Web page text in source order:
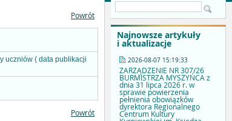
Najnowsze artykuły
i aktualizacje
2026-08-07 15:19:33
ZARZĄDZENIE NR 307/26
BURMISTRZA MYSZYŃCA z
dnia 31 lipca 2026 r. w
sprawie powierzenia
pełnienia obowiązków
dyrektora Regionalnego
Centrum Kultury
Powrót
uczniów ( data publikacji
Powrót